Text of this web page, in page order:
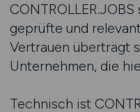
geprüfte und
Vertrauen überträgt
Unternehmen, die
Technisch ist